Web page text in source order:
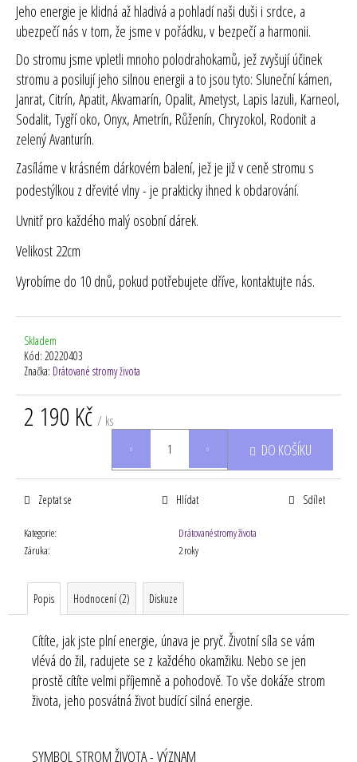
Jeho energie je klidná až hladivá a pohladí naši duši i srdce, a
ubezpečí nás v tom, že jsme v pořádku, v bezpečí a harmonii.
Do stromu jsme vpletli mnoho polodrahokamů, jež zvyšují účinek
stromu a posilují jeho silnou energii a to jsou tyto: Sluneční kámen,
Janrat, Citrín, Apatit, Akvamarín, Opalit, Ametyst, Lapis lazuli, Karneol,
Sodalit, Tygří oko, Onyx, Ametrín, Růženín, Chryzokol, Rodonit a
zelený Avanturín.
Zasíláme v krásném dárkovém balení, jež je již v ceně stromu s
podestýlkou z dřevité vlny - je prakticky ihned k obdarování.
Uvnitř pro každého malý osobní dárek.
Velikost 22cm
Vyrobíme do 10 dnů, pokud potřebujete dříve, kontaktujte nás.
Skladem
Kód: 20220403
Značka: Drátované stromy života
2 190 Kč / ks
DO KOŠÍKU
Kategorie:
Drátované stromy života
Záruka: 2 roky
Zeptat se Hlídat Sdílet
Popis Hodnocení (2) Diskuze
Cítíte, jak jste plní energie, únava je pryč. Životní síla se vám
vlévá do žil, radujete se z každého okamžiku. Nebo se jen
prostě cítíte velmi příjemně a pohodově. To vše dokáže strom
života, jeho posvátná život budící silná energie.
SYMBOL STROM ŽIVOTA - VÝZNAM